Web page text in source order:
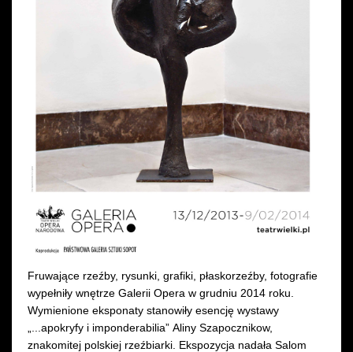
Wynajem kostiumów
Wynajem rekwizytów
Dotacje celowe
Fruwające rzeźby, rysunki, grafiki, płaskorzeźby, fotografie
wypełniły wnętrze Galerii Opera w grudniu 2014 roku.
Wymienione eksponaty stanowiły esencję wystawy
„...apokryfy i imponderabilia” Aliny Szapocznikow,
znakomitej polskiej rzeźbiarki. Ekspozycja nadała Salom